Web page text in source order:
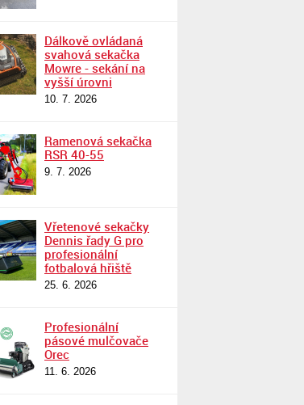
Dálkově ovládaná
svahová sekačka
Mowre - sekání na
vyšší úrovni
10. 7. 2026
Ramenová sekačka
RSR 40-55
9. 7. 2026
Vřetenové sekačky
Dennis řady G pro
profesionální
fotbalová hřiště
25. 6. 2026
Profesionální
pásové mulčovače
Orec
11. 6. 2026